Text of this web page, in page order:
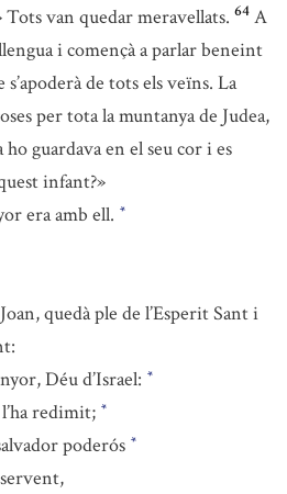
Tots van quedar meravellats. 64 A
i començà a parlar beneint
de tots els veïns. La
per tota la muntanya de Judea,
guardava en el seu cor i es
infant?»
era amb ell. *
quedà ple de l’Esperit Sant i
Déu d’Israel: *
redimit; *
poderós *